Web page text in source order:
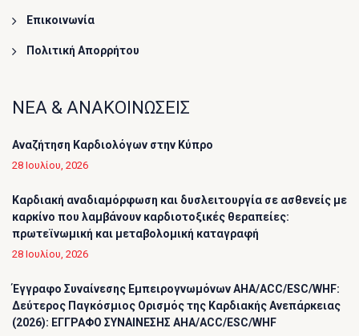
Επικοινωνία
Πολιτική Απορρήτου
ΝΕΑ & ΑΝΑΚΟΙΝΩΣΕΙΣ
Αναζήτηση Καρδιολόγων στην Κύπρο
28 Ιουλίου, 2026
Καρδιακή αναδιαμόρφωση και δυσλειτουργία σε ασθενείς με
καρκίνο που λαμβάνουν καρδιοτοξικές θεραπείες:
πρωτεϊνωμική και μεταβολομική καταγραφή
28 Ιουλίου, 2026
Έγγραφο Συναίνεσης Εμπειρογνωμόνων AHA/ACC/ESC/WHF:
Δεύτερος Παγκόσμιος Ορισμός της Καρδιακής Ανεπάρκειας
(2026): ΕΓΓΡΑΦΟ ΣΥΝΑΙΝΕΣΗΣ AHA/ACC/ESC/WHF